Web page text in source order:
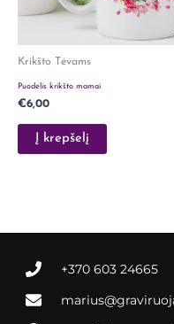
Krikšto Tėvams
Puodelis krikšto mamai
€6,00
Į krepšelį
+370 603 24665